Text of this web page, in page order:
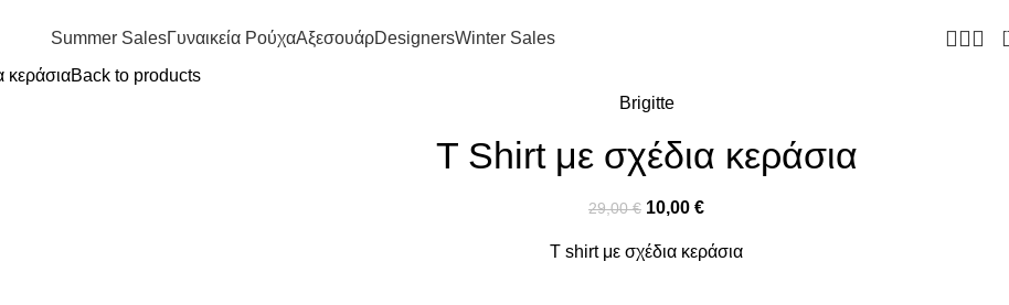
Summer SalesΓυναικεία ΡούχαΑξεσουάρDesignersWinter Sales
κεράσιαBack to products
Brigitte
T Shirt με σχέδια κεράσια
29,00€ 10,00 €
T shirt με σχέδια κεράσια